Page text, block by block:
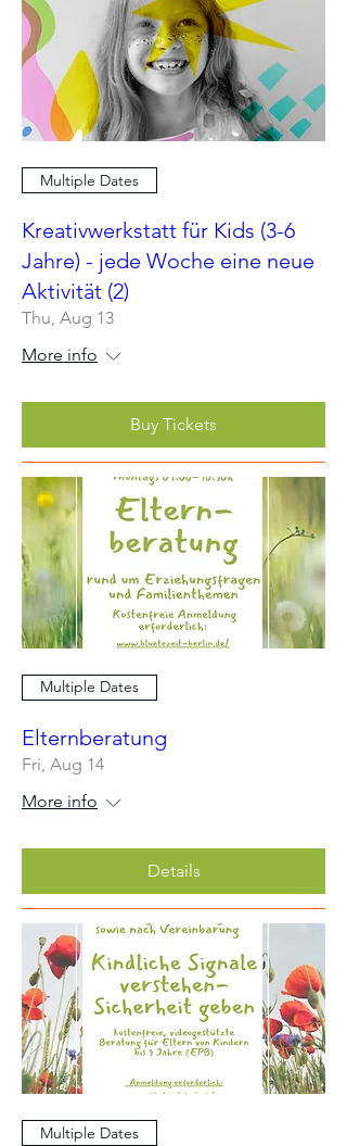
Multiple Dates
Kreativwerkstatt für Kids (3-6
Jahre) - jede Woche eine neue
Aktivität (2)
Thu, Aug 13
More info
Buy Tickets
Multiple Dates
Elternberatung
Fri, Aug 14
More info
Details
Multiple Dates